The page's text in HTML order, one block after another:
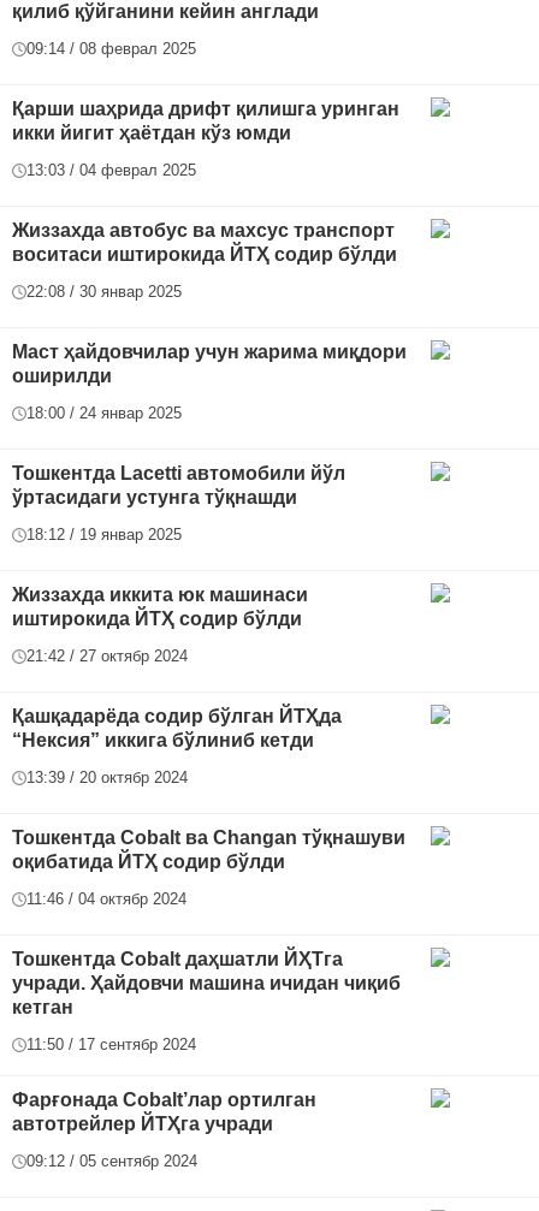
қилиб қўйганини кейин англади
09:14 / 08 феврал 2025
Қарши шаҳрида дрифт қилишга уринган
икки йигит ҳаётдан кўз юмди
13:03 / 04 феврал 2025
Жиззахда автобус ва махсус транспорт
воситаси иштирокида ЙТҲ содир бўлди
22:08 / 30 январ 2025
Маст ҳайдовчилар учун жарима миқдори
оширилди
18:00 / 24 январ 2025
Тошкентда Lacetti автомобили йўл
ўртасидаги устунга тўқнашди
18:12 / 19 январ 2025
Жиззахда иккита юк машинаси
иштирокида ЙТҲ содир бўлди
21:42 / 27 октябр 2024
Қашқадарёда содир бўлган ЙТҲда
“Нексия” иккига бўлиниб кетди
13:39 / 20 октябр 2024
Тошкентда Cobalt ва Changan тўқнашуви
оқибатида ЙТҲ содир бўлди
11:46 / 04 октябр 2024
Тошкентда Cobalt даҳшатли ЙҲТга
учради. Ҳайдовчи машина ичидан чиқиб
кетган
11:50 / 17 сентябр 2024
Фарғонада Cobalt’лар ортилган
автотрейлер ЙТҲга учради
09:12 / 05 сентябр 2024